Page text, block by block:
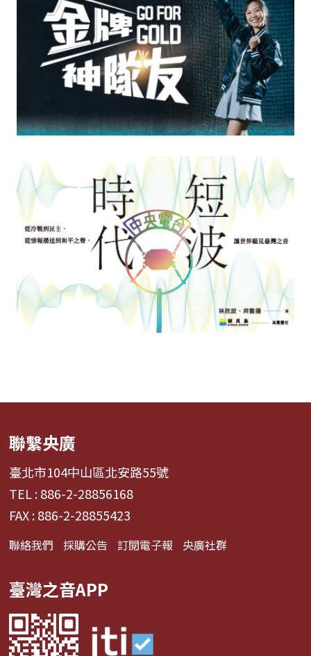
聯繫央廣
臺北市104中山區北安路55號
TEL : 886-2-28856168
FAX : 886-2-28855423
聯絡我們 採購公告 訂閱電子報 央廣社群
臺灣之音APP